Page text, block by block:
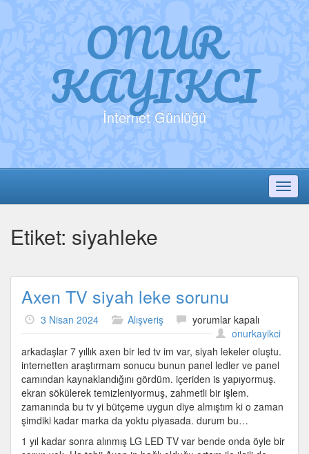
ONUR
KAYIKCI
İnternet Günlüğü
Etiket: siyahleke
Axen TV siyah leke sorunu
3 Nisan 2024 Alışveriş
Axen
siyah
leke
sorunu
için
yorumlar kapalı
onurkayikci
arkadaşlar 7 yıllık axen bir led tv im var, siyah lekeler oluştu.
internetten araştırmam sonucu bunun panel ledler ve panel
camından kaynaklandığını gördüm. içeriden is yapıyormuş.
ekran sökülerek temizleniyormuş, zahmetli bir işlem.
zamanında bu tv yi bütçeme uygun diye almıştım ki o zaman
şimdiki kadar marka da yoktu piyasada. durum bu…
1 yıl kadar sonra alınmış LG LED TV var bende onda öyle bir